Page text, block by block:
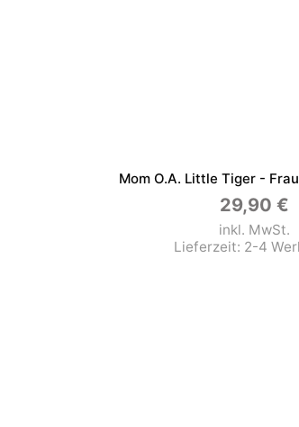
Mom O.a. Little Tiger -
29,90 €
inkl. MwSt.
Lieferzeit: 2-4